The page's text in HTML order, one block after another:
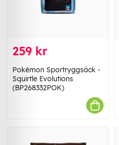
259 kr
Pokémon Sportryggsäck -
Squirtle Evolutions
(BP268332POK)